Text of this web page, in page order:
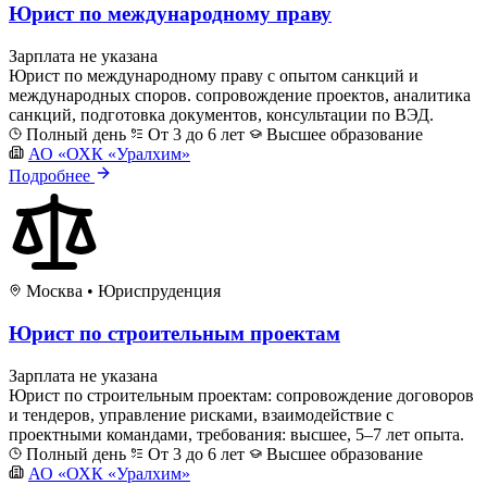
Юрист по международному праву
Зарплата не указана
Юрист по международному праву с опытом санкций и
международных споров. сопровождение проектов, аналитика
санкций, подготовка документов, консультации по ВЭД.
Полный день
От 3 до 6 лет
Высшее образование
АО «ОХК «Уралхим»
Подробнее
Москва • Юриспруденция
Юрист по строительным проектам
Зарплата не указана
Юрист по строительным проектам: сопровождение договоров
и тендеров, управление рисками, взаимодействие с
проектными командами, требования: высшее, 5–7 лет опыта.
Полный день
От 3 до 6 лет
Высшее образование
АО «ОХК «Уралхим»